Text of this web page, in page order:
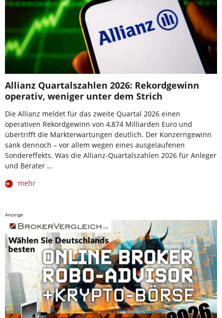
Allianz Quartalszahlen 2026: Rekordgewinn
operativ, weniger unter dem Strich
Die Allianz meldet für das zweite Quartal 2026 einen
operativen Rekordgewinn von 4,874 Milliarden Euro und
übertrifft die Markterwartungen deutlich. Der Konzerngewinn
sank dennoch – vor allem wegen eines ausgelaufenen
Sondereffekts. Was die Allianz-Quartalszahlen 2026 für Anleger
und Berater …
mehr
Anzeige